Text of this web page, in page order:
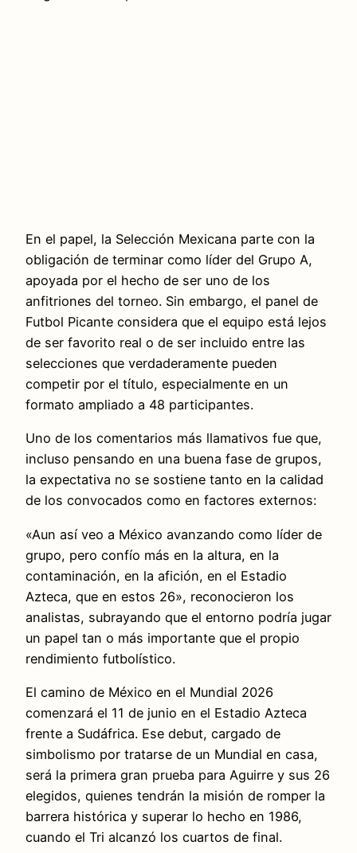
En el papel, la Selección Mexicana parte con la
obligación de terminar como líder del Grupo A,
apoyada por el hecho de ser uno de los
anfitriones del torneo. Sin embargo, el panel de
Futbol Picante considera que el equipo está lejos
de ser favorito real o de ser incluido entre las
selecciones que verdaderamente pueden
competir por el título, especialmente en un
formato ampliado a 48 participantes.
Uno de los comentarios más llamativos fue que,
incluso pensando en una buena fase de grupos,
la expectativa no se sostiene tanto en la calidad
de los convocados como en factores externos:
«Aun así veo a México avanzando como líder de
grupo, pero confío más en la altura, en la
contaminación, en la afición, en el Estadio
Azteca, que en estos 26», reconocieron los
analistas, subrayando que el entorno podría jugar
un papel tan o más importante que el propio
rendimiento futbolístico.
El camino de México en el Mundial 2026
comenzará el 11 de junio en el Estadio Azteca
frente a Sudáfrica. Ese debut, cargado de
simbolismo por tratarse de un Mundial en casa,
será la primera gran prueba para Aguirre y sus 26
elegidos, quienes tendrán la misión de romper la
barrera histórica y superar lo hecho en 1986,
cuando el Tri alcanzó los cuartos de final.